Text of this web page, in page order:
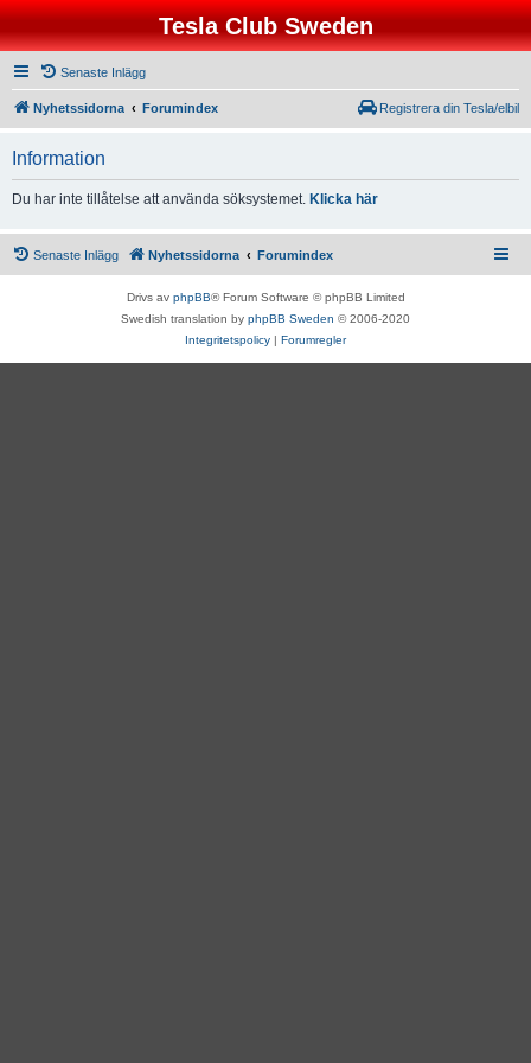
Tesla Club Sweden
Senaste Inlägg
Nyhetssidorna Forumindex Registrera din Tesla/elbil
Information
Du har inte tillåtelse att använda söksystemet. Klicka här
Senaste Inlägg Nyhetssidorna Forumindex
Drivs av phpBB® Forum Software © phpBB Limited
Swedish translation by phpBB Sweden © 2006-2020
Integritetspolicy | Forumregler